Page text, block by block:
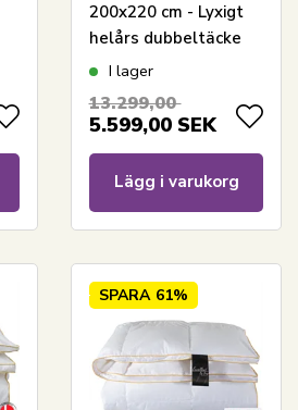
200x220 cm - Lyxigt
helårs dubbeltäcke
med gåsdun -
Guldtäckets varma
I lager
13.299,00
5.599,00 SEK
Lägg i varukorg
SPARA 61%